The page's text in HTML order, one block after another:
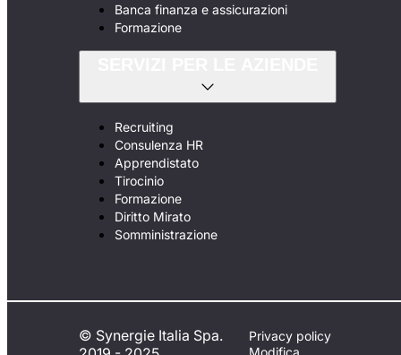
Banca finanza e assicurazioni
Formazione
Recruiting
Consulenza HR
Apprendistato
Tirocinio
Formazione
Diritto Mirato
Somministrazione
© Synergie Italia Spa.
Privacy policy
Modifica